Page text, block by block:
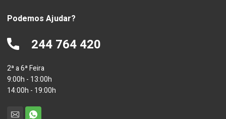
Podemos Ajudar?
244 764 420
2ª a 6ª Feira
9:00h - 13:00h
14:00h - 19:00h